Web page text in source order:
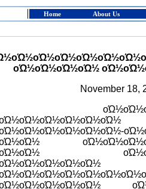
Home About Us
οΏ½οΏ½οΏ½οΏ½
November 18,